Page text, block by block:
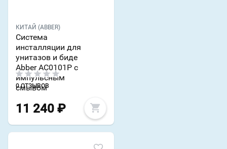
КИТАЙ (ABBER)
Система
инсталляции для
унитазов и биде
Abber AC0101P с
импульсным
смывом
0 ОТЗЫВОВ
11 240 ₽